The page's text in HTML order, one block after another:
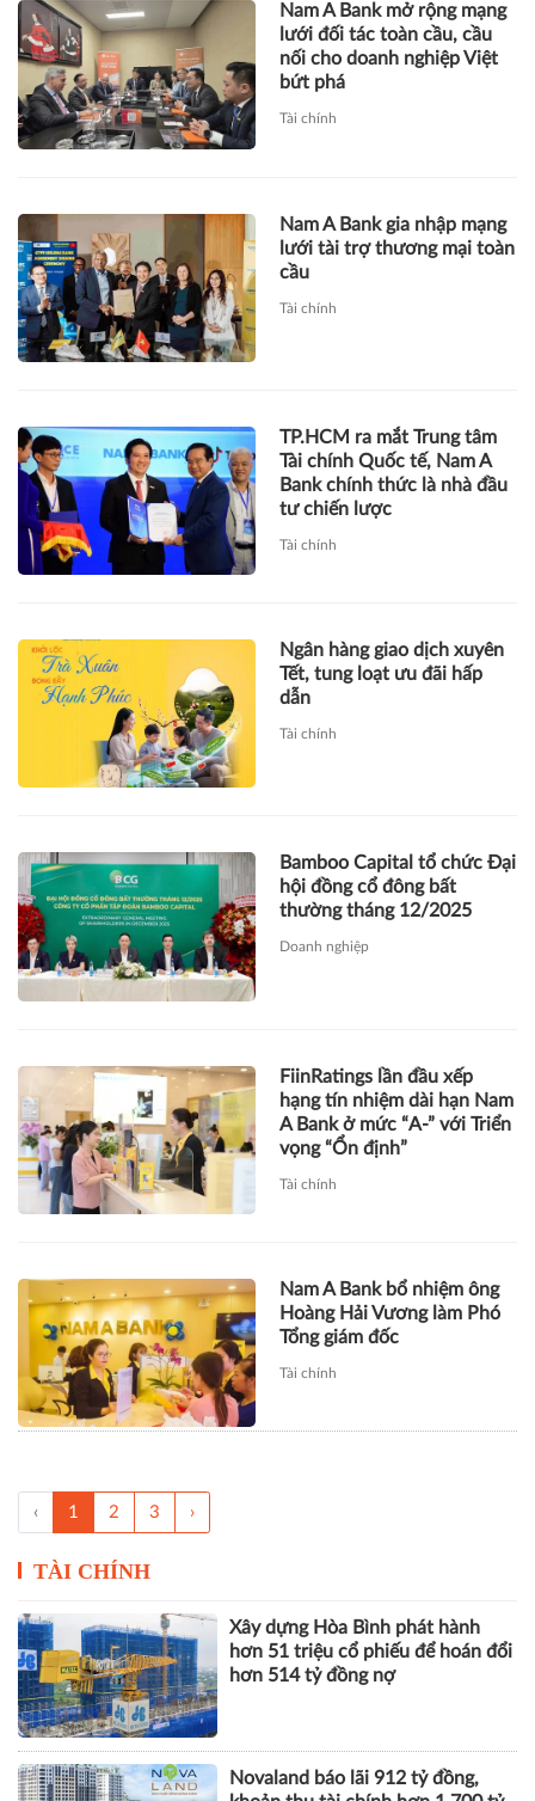
Nam A Bank mở rộng mạng
lưới đối tác toàn cầu, cầu
nối cho doanh nghiệp Việt
bứt phá
Tài chính
Nam A Bank gia nhập mạng
lưới tài trợ thương mại toàn
cầu
Tài chính
TP.HCM ra mắt Trung tâm
Tài chính Quốc tế, Nam A
Bank chính thức là nhà đầu
tư chiến lược
Tài chính
Ngân hàng giao dịch xuyên
Tết, tung loạt ưu đãi hấp
dẫn
Tài chính
Bamboo Capital tổ chức Đại
hội đồng cổ đông bất
thường tháng 12/2025
Doanh nghiệp
FiinRatings lần đầu xếp
hạng tín nhiệm dài hạn Nam
A Bank ở mức “A-” với Triển
vọng “Ổn định”
Tài chính
Nam A Bank bổ nhiệm ông
Hoàng Hải Vương làm Phó
Tổng giám đốc
Tài chính
‹ 1 2 3 ›
TÀI CHÍNH
Xây dựng Hòa Bình phát hành
hơn 51 triệu cổ phiếu để hoán đổi
hơn 514 tỷ đồng nợ
Novaland báo lãi 912 tỷ đồng,